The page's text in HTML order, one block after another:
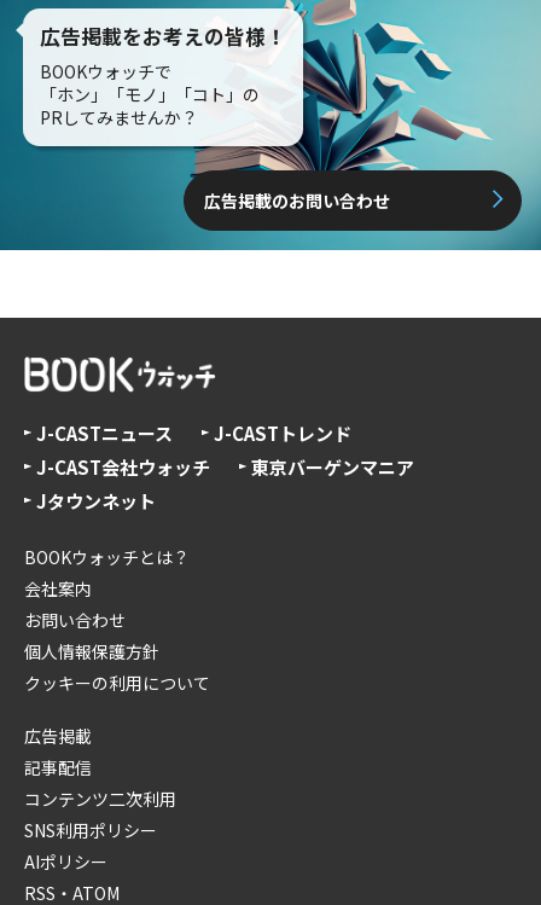
広告掲載をお考えの皆様！
BOOKウォッチで
「ホン」「モノ」「コト」の
PRしてみませんか？
広告掲載のお問い合わせ
J-CASTニュース
J-CASTトレンド
J-CAST会社ウォッチ
東京バーゲンマニア
Jタウンネット
BOOKウォッチとは？
会社案内
お問い合わせ
個人情報保護方針
クッキーの利用について
広告掲載
記事配信
コンテンツ二次利用
SNS利用ポリシー
AIポリシー
RSS・ATOM